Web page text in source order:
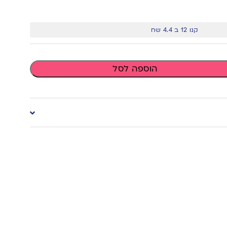
קנו 12 ב 4.4 שח
הוספה לסל